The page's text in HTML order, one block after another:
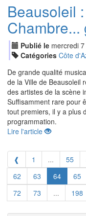
Beausoleil
Chambre...
Publié le mercredi 7
Catégories Côte
De grande qualité
de la Ville de Beausoleil
des artistes de la scène
Suffisamment rare pour
tout premiers, il y a plus
programmation.
Lire l'article
❰ 1 ... 55
62
63 64 65
72
73 ... 198